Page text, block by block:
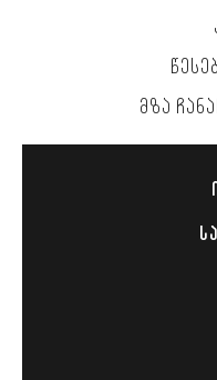
ᲛᲖᲐ